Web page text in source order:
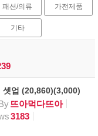
패션/의류 가전제품
기타
업 (20,860)(3,000)
뜨아먹다뜨아
3183